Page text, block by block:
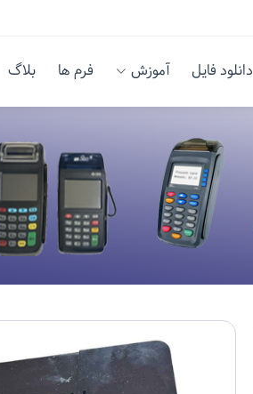
دانلود فایل آموزش فرم ها بلاگ